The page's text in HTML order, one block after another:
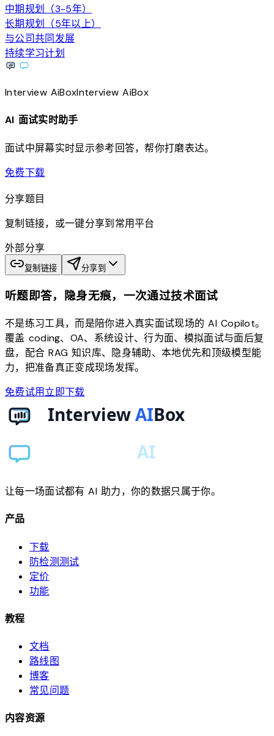
中期规划（3-5年）
长期规划（5年以上）
与公司共同发展
持续学习计划
Interview AiBoxInterviewAiBox
AI 面试实时助手
面试中屏幕实时显示参考回答，帮你打磨表达。
免费下载download
分享题目
复制链接，或一键分享到常用平台
外部分享
复制链接 分享到
听题即答，隐身无痕，一次通过技术面试
不是练习工具，而是陪你进入真实面试现场的 AI Copilot。
覆盖 coding、OA、系统设计、行为面、模拟面试与面后复
盘，配合 RAG 知识库、隐身辅助、本地优先和顶级模型能
力，把准备真正变成现场发挥。
免费试用立即下载
让每一场面试都有 AI 助力，你的数据只属于你。
产品
下载
防检测测试
定价
功能
教程
文档
路线图
博客
常见问题
内容资源